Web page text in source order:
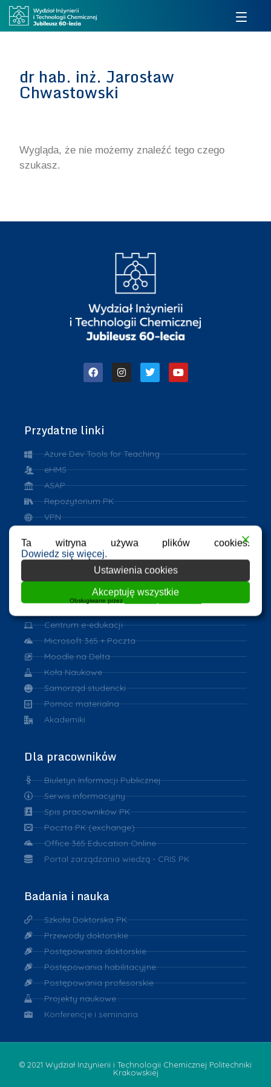
dr hab. inż. Jarosław
Chwastowski
Wygląda, że nie możemy znaleźć tego czego
szukasz.
Przydatne linki
Azure Dev Tools for Teaching
eHMS
ASAP
Repozytorium PK
VPN
Dla studentów
Harmonogram zajęć
Centrum e-edukacji
Microsoft 365 + Poczta
Moodle na Delta
Koła Naukowe
Samorząd studencki
Pomoc materialna
Akademiki
Dla pracowników
Biuletyn Informacji Publicznej
Serwis informacyjny
Spis pracowników PK
Poczta PK (exchange)
Office 365 Education Online
Portal zarządzania wiedzą - CRIS PK
Badania i nauka
Szkoła Doktorska PK
Przewody doktorskie
Postępowania doktorskie
Postępowania habilitacyjne
Postępowania profesorskie
Projekty naukowe
Konferencje i seminaria
© 2021 Wydział Inżynierii i Technologii Chemicznej Politechniki
Krakowskiej
Ta witryna używa plików cookies.
Dowiedz się więcej.
Ustawienia cookies
Akceptuję wszystkie
Obsługiwane przez